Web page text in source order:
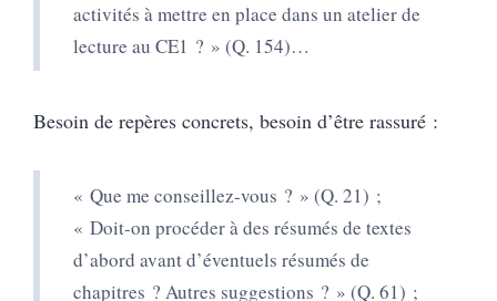
activités à mettre en place dans un atelier de
lecture au CE1 ? » (Q. 154)…
Besoin de repères concrets, besoin d’être rassuré :
« Que me conseillez-vous ? » (Q. 21) ;
« Doit-on procéder à des résumés de textes
d’abord avant d’éventuels résumés de
chapitres ? Autres suggestions ? » (Q. 61) ;